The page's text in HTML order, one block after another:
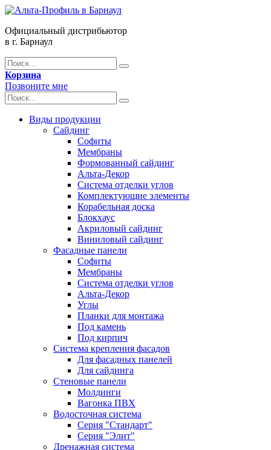
Официальный дистрибьютор
в г. Барнаул
Корзина
Позвоните мне
Виды продукции
Сайдинг
Софиты
Мембраны
Формованный сайдинг
Альта-Декор
Система отделки углов
Комплектующие элементы
Корабельная доска
Блокхаус
Акриловый сайдинг
Виниловый сайдинг
Фасадные панели
Софиты
Мембраны
Система отделки углов
Альта-Декор
Углы
Планки для монтажа
Под камень
Под кирпич
Система крепления фасадов
Для фасадных панелей
Для сайдинга
Стеновые панели
Молдинги
Вагонка ПВХ
Водосточная система
Серия "Стандарт"
Серия "Элит"
Дренажная система